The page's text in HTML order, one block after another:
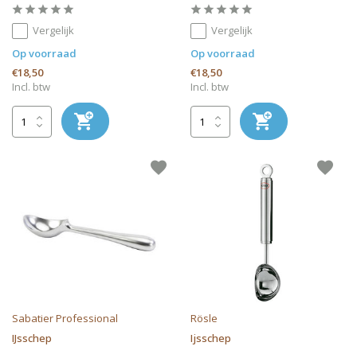
Vergelijk
Op voorraad
€18,50
Incl. btw
Vergelijk
Op voorraad
€18,50
Incl. btw
Sabatier Professional
IJsschep
Rösle
Ijsschep